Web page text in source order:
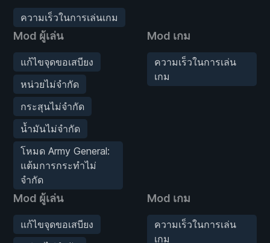
ความเร็วในการเล่นเกม
Mod ผู้เล่น
แก้ไขจุดขอเสบียง
หน่วยไม่จำกัด
กระสุนไม่จำกัด
น้ำมันไม่จำกัด
โหมด Army General:
แต้มการกระทำไม่
จำกัด
Mod เกม
ความเร็วในการเล่น
เกม
Mod ผู้เล่น
แก้ไขจุดขอเสบียง
Mod เกม
ความเร็วในการเล่น
เกม